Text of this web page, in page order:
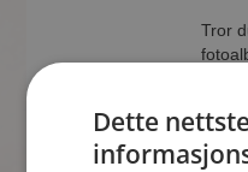
Tror
Dette